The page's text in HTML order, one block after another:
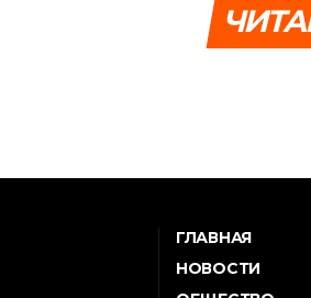
ГЛАВНАЯ
НОВОСТИ